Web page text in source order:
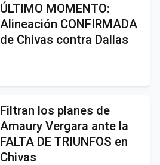
ÚLTIMO MOMENTO:
Alineación CONFIRMADA
de Chivas contra Dallas
Filtran los planes de
Amaury Vergara ante la
FALTA DE TRIUNFOS en
Chivas